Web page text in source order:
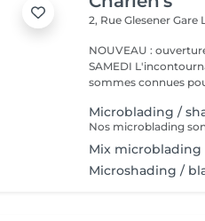
2, Rue GlesenerGare
NOUVEAU :
SAMEDI L'incontournable institut de beauté à Luxembourg. Nous
sommes connues
Microblading /
Mix
Microshading /